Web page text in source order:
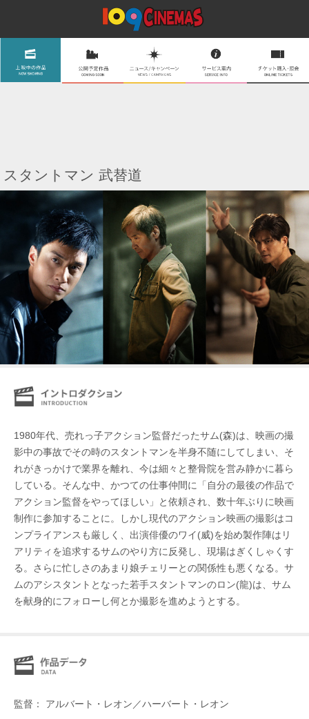
スタントマン 武替道
1980年代、売れっ子アクション監督だったサム(森)は、映画の撮
影中の事故でその時のスタントマンを半身不随にしてしまい、そ
れがきっかけで業界を離れ、今は細々と整骨院を営み静かに暮ら
している。そんな中、かつての仕事仲間に「自分の最後の作品で
アクション監督をやってほしい」と依頼され、数十年ぶりに映画
制作に参加することに。しかし現代のアクション映画の撮影はコ
ンプライアンスも厳しく、出演俳優のワイ(威)を始め製作陣はリ
アリティを追求するサムのやり方に反発し、現場はぎくしゃくす
る。さらに忙しさのあまり娘チェリーとの関係性も悪くなる。サ
ムのアシスタントとなった若手スタントマンのロン(龍)は、サム
を献身的にフォローし何とか撮影を進めようとする。
監督： アルバート・レオン／ハーバート・レオン